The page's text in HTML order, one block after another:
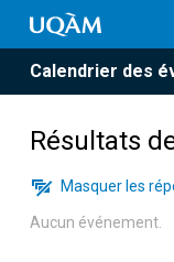
Calendrier des
Résultats
Masquer les
Aucun événement.